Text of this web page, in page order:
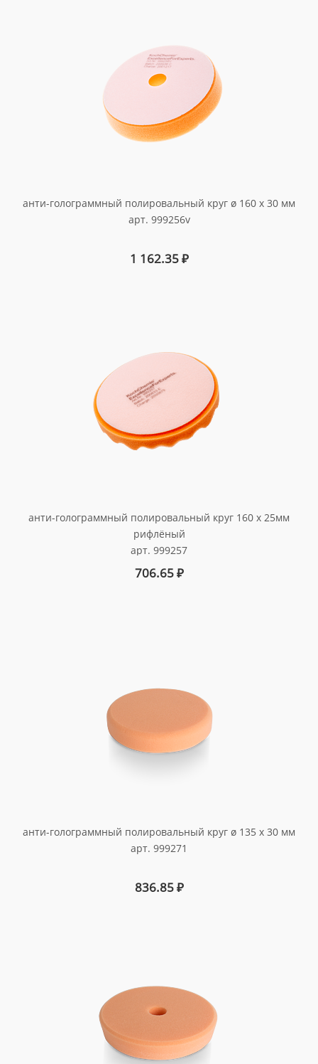
анти-голограммный полировальный круг ø 160 x 30 мм
арт. 999256v
1 162.35₽
анти-голограммный полировальный круг 160 x 25мм
рифлёный
арт. 999257
706.65₽
анти-голограммный полировальный круг ø 135 x 30 мм
арт. 999271
836.85₽